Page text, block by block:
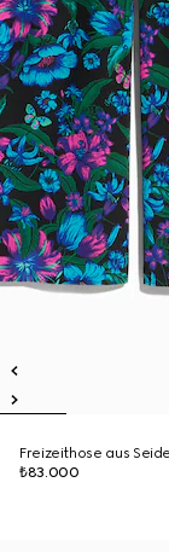
Freizeithose aus
₺83.000